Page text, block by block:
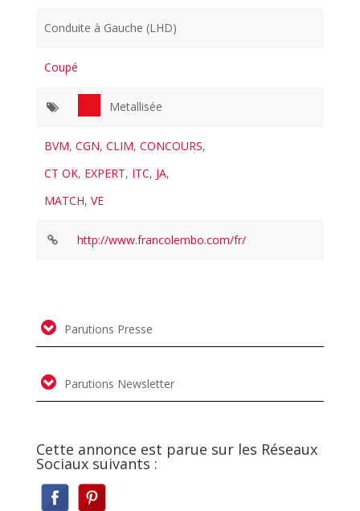
Conduite à Gauche (LHD)
Coupé
Metallisée
BVM,CGN,CLIM,CONCOURS,
CT OK, EXPERT, ITC, JA,
MATCH,VE
http://www.francolembo.com/fr/
Parutions Presse
Parutions Newsletter
Cette annonce est parue sur les Réseaux
Sociaux suivants :